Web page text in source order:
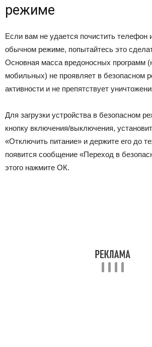
режиме
Если вам не удается почистить телефон
обычном режиме, попытайтесь это
Основная масса вредоносных программ
мобильных) не проявляет в безопасном
активности и не препятствует
Для загрузки устройства в безопасном
кнопку включения/выключения,
«Отключить питание» и держите его до
появится сообщение «Переход в
этого нажмите ОК.